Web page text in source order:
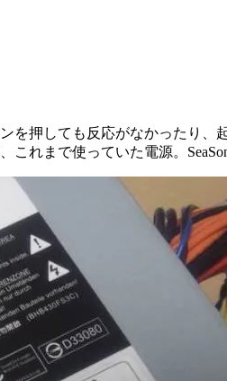
を押しても反応がなかったり、
れまで使っていた電源。